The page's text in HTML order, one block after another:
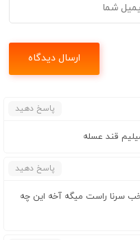
پاسخ دهید
قند عسله
پاسخ دهید
سرنا راست میگه آخه این چه